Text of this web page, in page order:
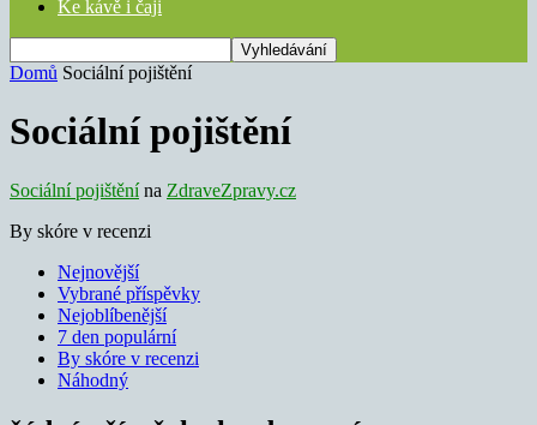
Ke kávě i čaji
Domů Sociální pojištění
Sociální pojištění
Sociální pojištěnína ZdraveZpravy.cz
By skóre v recenzi
Nejnovější
Vybrané příspěvky
Nejoblíbenější
7 den populární
By skóre v recenzi
Náhodný